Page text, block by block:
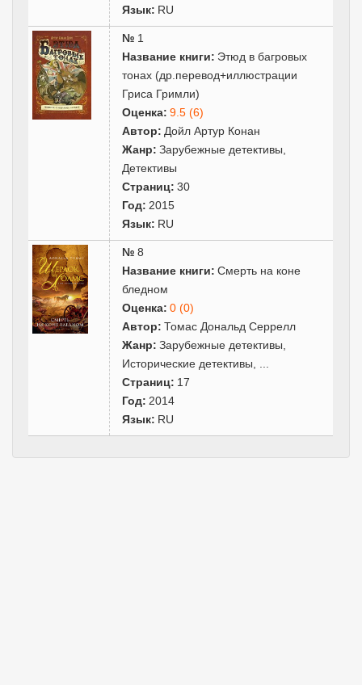
Язык: RU
№ 1
Название книги: Этюд в багровых
тонах (др.перевод+иллюстрации
Гриса Гримли)
Оценка: 9.5 (6)
Автор: Дойл Артур Конан
Жанр: Зарубежные детективы
Детективы
Страниц: 30
Год: 2015
Язык: RU
№ 8
Название книги: Смерть на коне
бледном
Оценка: 0 (0)
Автор: Томас Дональд Серрелл
Жанр: Зарубежные детективы
Исторические детективы
Страниц: 17
Год: 2014
Язык: RU